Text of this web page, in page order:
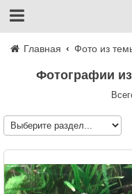
Главная Фото из
Фотографии